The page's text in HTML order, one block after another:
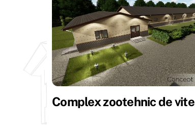
Complex zootehnic de vite